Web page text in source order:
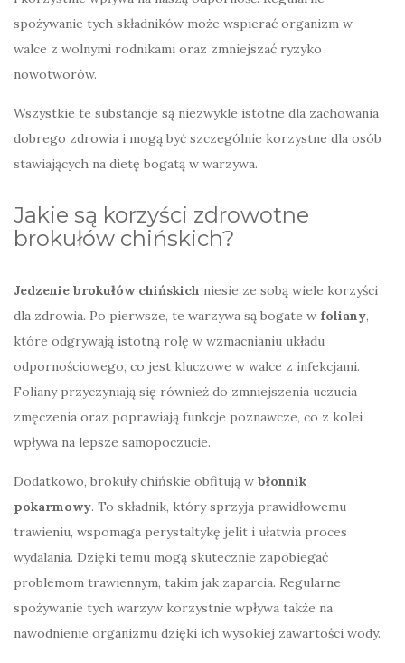
spożywanie tych składników może wspierać organizm w
walce z wolnymi rodnikami oraz zmniejszać ryzyko
nowotworów.
Wszystkie te substancje są niezwykle istotne dla zachowania
dobrego zdrowia i mogą być szczególnie korzystne dla osób
stawiających na dietę bogatą w warzywa.
Jakie są korzyści zdrowotne
brokułów chińskich?
Jedzenie brokułów chińskich niesie ze sobą wiele korzyści
dla zdrowia. Po pierwsze, te warzywa są bogate w foliany,
które odgrywają istotną rolę w wzmacnianiu układu
odpornościowego, co jest kluczowe w walce z infekcjami.
Foliany przyczyniają się również do zmniejszenia uczucia
zmęczenia oraz poprawiają funkcje poznawcze, co z kolei
wpływa na lepsze samopoczucie.
Dodatkowo, brokuły chińskie obfitują w błonnik
pokarmowy. To składnik, który sprzyja prawidłowemu
trawieniu, wspomaga perystaltykę jelit i ułatwia proces
wydalania. Dzięki temu mogą skutecznie zapobiegać
problemom trawiennym, takim jak zaparcia. Regularne
spożywanie tych warzyw korzystnie wpływa także na
nawodnienie organizmu dzięki ich wysokiej zawartości wody.